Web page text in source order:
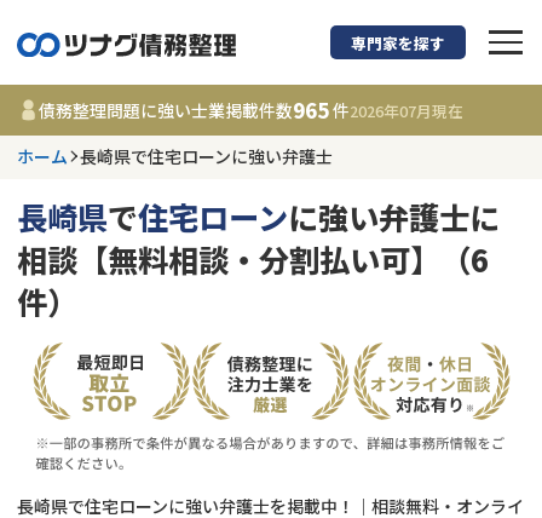
債務整理に強い弁
事務所 965
件
更新日 :2026年07月31日
相談内容で探す
借金返済相談・交渉
費用相場
専門家を探す
債務整理問題に強い士業掲載件数965件2026年07月現在
ホーム 長崎県で住宅ローンに強い弁護士
長崎県で住宅ローンに強い弁護士に
相談【無料相談・分割払い可】（6
件）
長崎県で住宅ローンに強い弁護士を掲載中！｜相談無料・オンライ